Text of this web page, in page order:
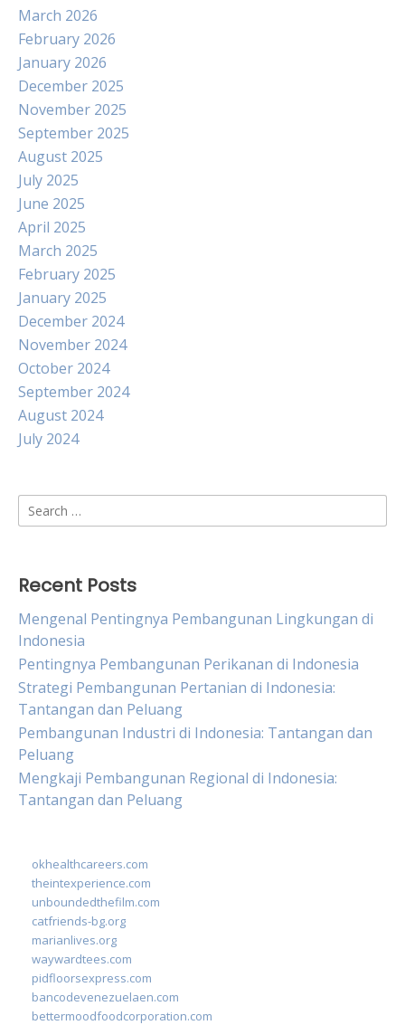
March 2026
February 2026
January 2026
December 2025
November 2025
September 2025
August 2025
July 2025
June 2025
April 2025
March 2025
February 2025
January 2025
December 2024
November 2024
October 2024
September 2024
August 2024
July 2024
Search
for:
Recent Posts
Mengenal Pentingnya Pembangunan Lingkungan di
Indonesia
Pentingnya Pembangunan Perikanan di Indonesia
Strategi Pembangunan Pertanian di Indonesia:
Tantangan dan Peluang
Pembangunan Industri di Indonesia: Tantangan dan
Peluang
Mengkaji Pembangunan Regional di Indonesia:
Tantangan dan Peluang
okhealthcareers.com
theintexperience.com
unboundedthefilm.com
catfriends-bg.org
marianlives.org
waywardtees.com
pidfloorsexpress.com
bancodevenezuelaen.com
bettermoodfoodcorporation.com